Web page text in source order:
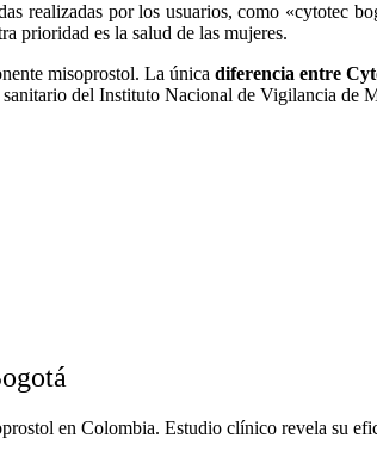
realizadas por los usuarios, como «cytotec
prioridad es la salud de las mujeres.
misoprostol. La única diferencia entre
del Instituto Nacional de Vigilancia de
en Colombia. Estudio clínico revela su